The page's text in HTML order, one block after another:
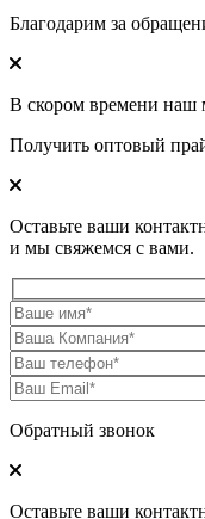
Благодарим за
В скором времени наш
Получить оптовый
Оставьте ваши
и мы свяжемся с вами.
Обратный звонок
Оставьте ваши